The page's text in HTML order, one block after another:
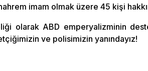
imam olmak üzere 45 kişi
olarak ABD emperyalizminin
ve polisimizin yanındayız!